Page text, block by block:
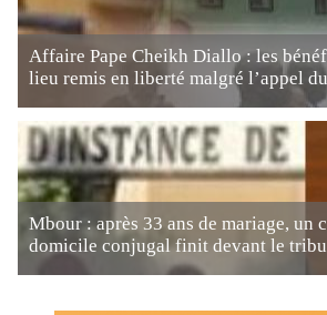
Affaire Pape Cheikh Diallo : les
lieu remis en liberté malgré l’appel
Mbour : après 33 ans de mariage, un
domicile conjugal finit devant le